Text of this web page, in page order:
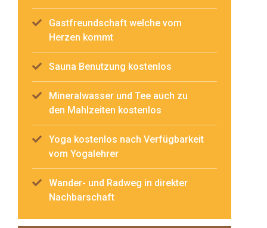
Gastfreundschaft welche vom
Herzen kommt
Sauna Benutzung kostenlos
Mineralwasser und Tee auch zu
den Mahlzeiten kostenlos
Yoga kostenlos nach Verfügbarkeit
vom Yogalehrer
Wander- und Radweg in direkter
Nachbarschaft